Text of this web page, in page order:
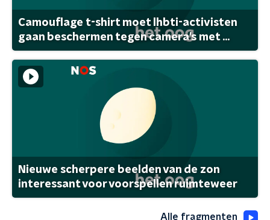
Camouflage t-shirt moet lhbti-activisten
gaan beschermen tegen camera's met ...
Nieuwe scherpere beelden van de zon
interessant voor voorspellen ruimteweer
Alle fragmenten